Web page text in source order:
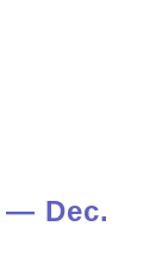
— Dec.